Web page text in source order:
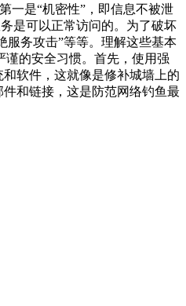
一是“机密性”，即信息不被泄
是可以正常访问的。为了破坏
服务攻击”等等。理解这些基本
谨的安全习惯。首先，使用强
软件，这就像是修补城墙上的
和链接，这是防范网络钓鱼最